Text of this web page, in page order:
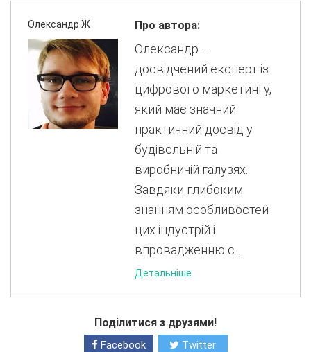
Олександр Ж Про автора:
Олександр —
досвідчений експерт із
цифрового маркетингу,
який має значний
практичний досвід у
будівельній та
виробничій галузях.
Завдяки глибоким
знанням особливостей
цих індустрій і
впровадженню с...
Детальніше
Поділитися з друзями!
Facebook Twitter